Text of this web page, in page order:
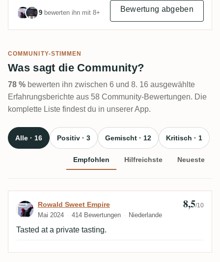
9 bewerten ihn mit 8+ Bewertung abgeben
COMMUNITY-STIMMEN
Was sagt die Community?
78 % bewerten ihn zwischen 6 und 8. 16 ausgewählte
Erfahrungsberichte aus 58 Community-Bewertungen. Die
komplette Liste findest du in unserer App.
Alle · 16 Positiv · 3 Gemischt · 12 Kritisch · 1
Empfohlen Hilfreichste Neueste
Bewertung von Rowald Sweet Empire
Rowald Sweet Empire
Mai 2024 414 Bewertungen Niederlande
8,5/10
Tasted at a private tasting.